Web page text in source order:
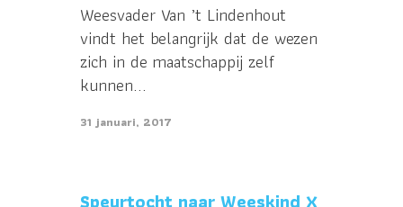
Weesvader Van ’t Lindenhout
vindt het belangrijk dat de wezen
zich in de maatschappij zelf
kunnen...
31 januari, 2017